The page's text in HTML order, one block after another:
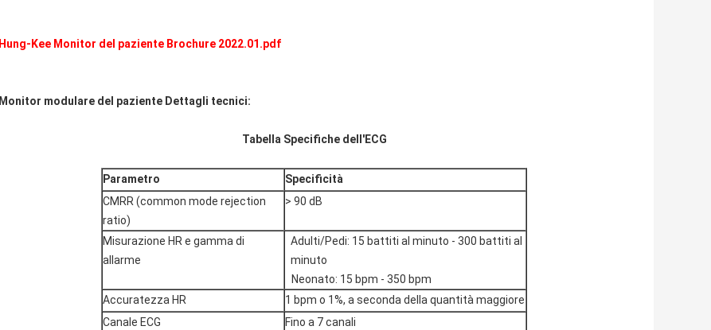
Hung-Kee Monitor del paziente Brochure 2022.01.pdf
Monitor modulare del paziente Dettagli tecnici:
Tabella Specifiche dell'ECG
Parametro
Specificità
CMRR (common mode rejection
ratio)
> 90 dB
Misurazione HR e gamma di
allarme
Adulti/Pedi: 15 battiti al minuto - 300 battiti al
minuto
Neonato: 15 bpm - 350 bpm
Accuratezza HR
1 bpm o 1%, a seconda della quantità maggiore
Canale ECG
Fino a 7 canali